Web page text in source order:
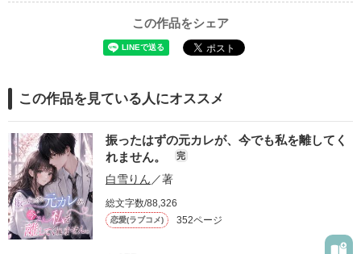
この作品をシェア
この作品を見ている人にオススメ
振ったはずの元カレが、今でも私を離してく
れません。
完
白雪りん ／著
総文字数/88,326
恋愛(ラブコメ) 352ページ